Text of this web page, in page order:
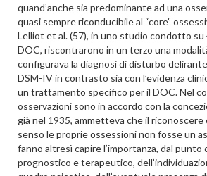
quand’anche sia predominante ad una
quasi sempre riconducibile al “core”
Lelliot et al. (57), in uno studio condotto
DOC, riscontrarono in un terzo una
configurava la diagnosi di disturbo
DSM-IV in contrasto sia con l’evidenza
un trattamento specifico per il DOC. Nel
osservazioni sono in accordo con la
già nel 1935, ammetteva che il riconoscere
senso le proprie ossessioni non fosse un
fanno altresì capire l’importanza, dal punto
prognostico e terapeutico,